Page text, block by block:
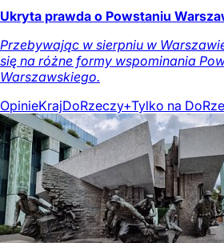
Ukryta prawda o Powstaniu
Przebywając w sierpniu w
się na różne formy wspominania
Warszawskiego.
OpinieKrajDoRzeczy+Tylko na